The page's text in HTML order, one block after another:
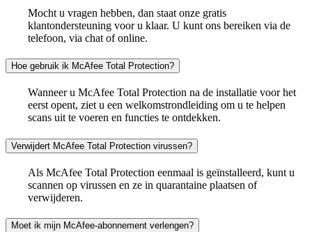
Mocht u vragen hebben, dan staat onze gratis
klantondersteuning voor u klaar. U kunt ons bereiken via de
telefoon, via chat of online.
Hoe gebruik ik McAfee Total Protection?
Wanneer u McAfee Total Protection na de installatie voor het
eerst opent, ziet u een welkomstrondleiding om u te helpen
scans uit te voeren en functies te ontdekken.
Verwijdert McAfee Total Protection virussen?
Als McAfee Total Protection eenmaal is geïnstalleerd, kunt u
scannen op virussen en ze in quarantaine plaatsen of
verwijderen.
Moet ik mijn McAfee-abonnement verlengen?